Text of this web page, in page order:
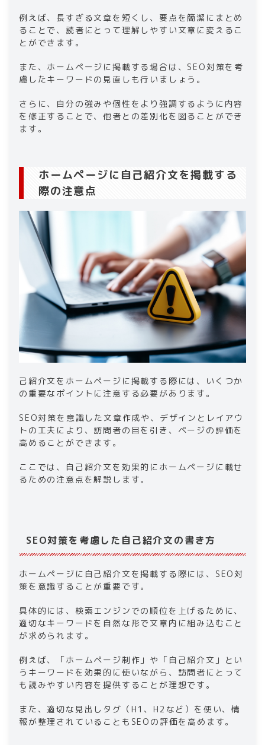
例えば、長すぎる文章を短くし、要点を簡潔にまとめ
ることで、読者にとって理解しやすい文章に変えるこ
とができます。
また、​​ホームページ​​に掲載する場合は、SEO対策を考
慮したキーワードの見直しも行いましょう。
さらに、自分の強みや個性をより強調するように内容
を修正することで、他者との差別化を図ることができ
ます。​ ​
ホームページに自己紹介文を掲載する
際の注意点​
己紹介文をホームページに掲載する際には、いくつか
の重要なポイントに注意する必要があります。
SEO対策を意識した文章作成や、デザインとレイアウ
トの工夫により、訪問者の目を引き、ページの評価を
高めることができます。
ここでは、自己紹介文を効果的にホームページに載せ
るための注意点を解説します。​
SEO対策を考慮した自己紹介文の書き方​
​​ホームページに自己紹介文を掲載する際には、​​SEO対
策​​を意識することが重要です。
具体的には、検索エンジンでの順位を上げるために、
適切なキーワードを自然な形で文章内に組み込むこと
が求められます。
例えば、「ホームページ制作」や「自己紹介文」とい
うキーワードを効果的に使いながら、訪問者にとって
も読みやすい内容を提供することが理想です。
また、適切な見出しタグ（H1、H2など）を使い、情
報が整理されていることもSEOの評価を高めます。​